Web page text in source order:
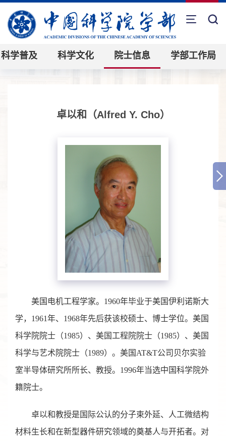
科学普及 科学文化 院士信息 学部工作局
卓以和（Alfred Y. Cho）
美国电机工程学家。1960年毕业于美国伊利诺斯大
学，1961年、1968年先后获该校硕士、博士学位。美国
科学院院士（1985）、美国工程院院士（1985）、美国
科学与艺术院院士（1989）。美国AT&T公司贝尔实验
室半导体研究所所长、教授。1996年当选中国科学院外
籍院士。
卓以和教授是国际公认的分子束外延、人工微结构
材料生长和在新型器件研究领域的奠基人与开拓者。对